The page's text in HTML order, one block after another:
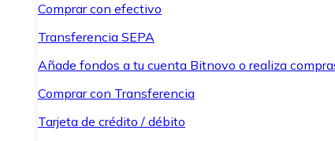
Comprar con efectivo
Transferencia SEPA
Añade fondos a tu cuenta Bitnovo o realiza
Comprar con Transferencia
Tarjeta de crédito / débito